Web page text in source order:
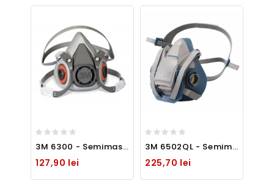
3M 6300 - Semimasca elastomerica - marime L
127,90 lei
3M 6502QL - Semimasca elastomerica cu sistem QL - marimea M
225,70 lei